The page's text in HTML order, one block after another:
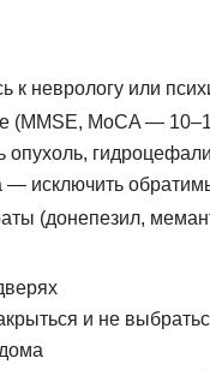
к неврологу или
(MMSE, MoCA —
опухоль,
— исключить
(донепезил,
и не